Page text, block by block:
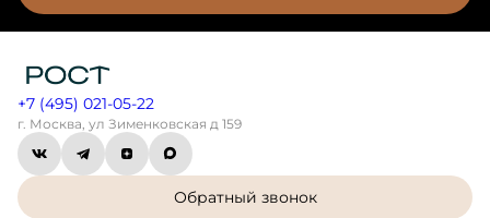
+7 (495) 021-05-22
г. Москва, ул Зименковская д 159
Обратный звонок